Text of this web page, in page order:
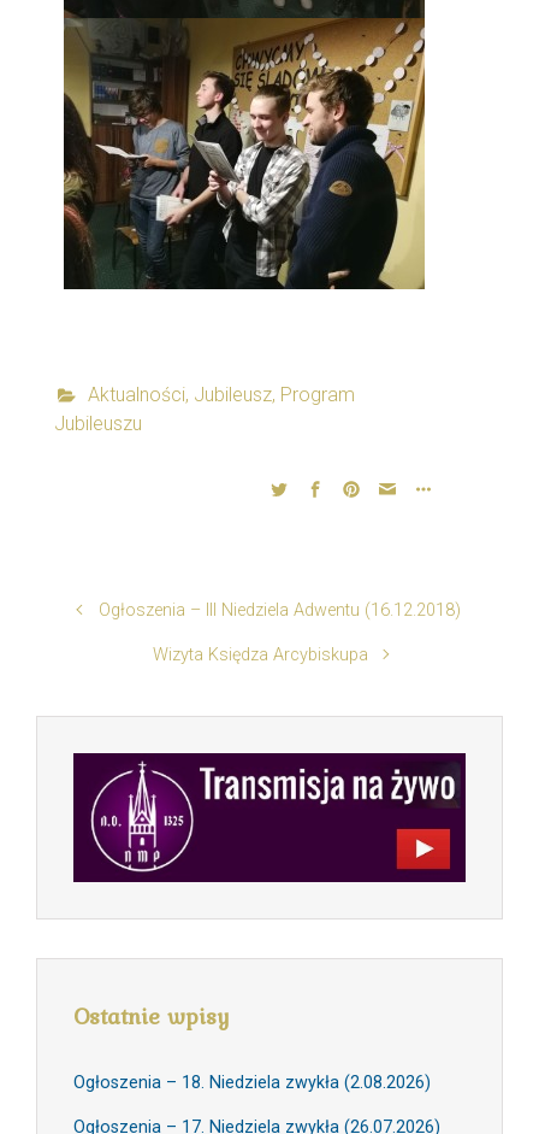
Aktualności, Jubileusz, Program
Jubileuszu
Ogłoszenia – III Niedziela Adwentu (16.12.2018)
Wizyta Księdza Arcybiskupa
Ostatnie wpisy
Ogłoszenia – 18. Niedziela zwykła (2.08.2026)
Ogłoszenia – 17. Niedziela zwykła (26.07.2026)